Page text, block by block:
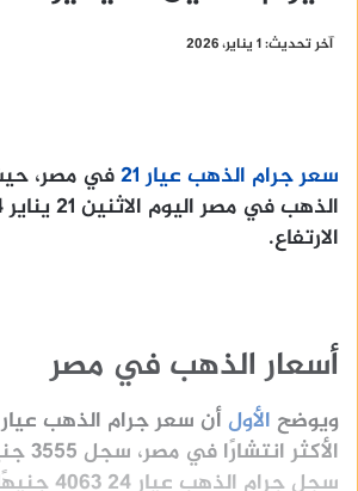
آخر تحديث: 1 يناير، 2026
سعر جرام الذهب عيار 21
في مصر،
الارتفاع.
أسعار الذهب في مصر
ويوضح الأول
سجل جرام